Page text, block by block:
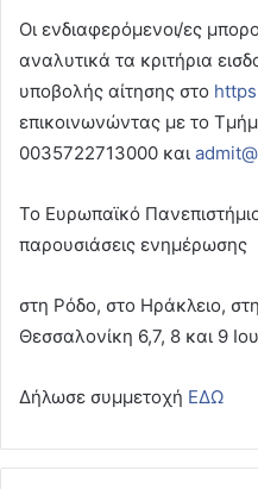
Οι ενδιαφερόμενοι/ες
αναλυτικά τα κριτήρια
υποβολής αίτησης στο
επικοινωνώντας με το
0035722713000 και
Το Ευρωπαϊκό
παρουσιάσεις ενημέρωσης
στη Ρόδο, στο Ηράκλειο,
Θεσσαλονίκη 6,7, 8 και 9
Δήλωσε συμμετοχή ΕΔΩ